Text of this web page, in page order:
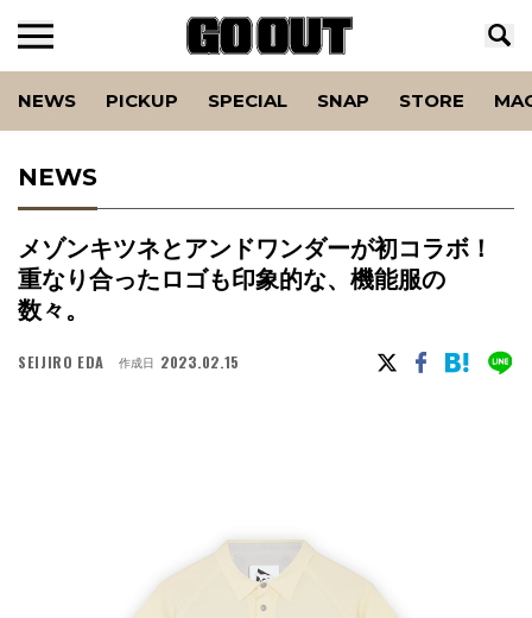
NEWS PICKUP SPECIAL SNAP STORE
NEWS
メゾンキツネとアンドワンダーが初コラボ！
重なり合ったロゴも印象的な、機能服の
数々。
SEIJIRO EDA 作成日 2023.02.15